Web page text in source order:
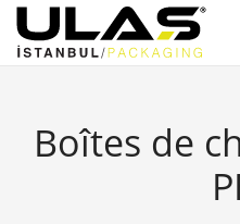
Boîtes de